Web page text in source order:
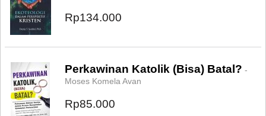
Rp134.000
Perkawinan Katolik (Bisa) Batal? -
Moses Komela Avan
Rp85.000